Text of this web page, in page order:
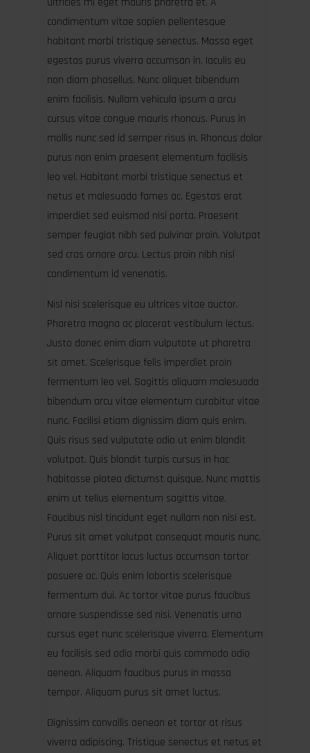
condimentum vitae sapien pellentesque
habitant morbi tristique senectus. Massa eget
egestas purus viverra accumsan in. Iaculis eu
non diam phasellus. Nunc aliquet bibendum
enim facilisis. Nullam vehicula ipsum a arcu
cursus vitae congue mauris rhoncus. Purus in
mollis nunc sed id semper risus in. Rhoncus dolor
purus non enim praesent elementum facilisis
leo vel. Habitant morbi tristique senectus et
netus et malesuada fames ac. Egestas erat
imperdiet sed euismod nisi porta. Praesent
semper feugiat nibh sed pulvinar proin. Volutpat
sed cras ornare arcu. Lectus proin nibh nisl
condimentum id venenatis.
Nisl nisi scelerisque eu ultrices vitae auctor.
Pharetra magna ac placerat vestibulum lectus.
Justo donec enim diam vulputate ut pharetra
sit amet. Scelerisque felis imperdiet proin
fermentum leo vel. Sagittis aliquam malesuada
bibendum arcu vitae elementum curabitur vitae
nunc. Facilisi etiam dignissim diam quis enim.
Quis risus sed vulputate odio ut enim blandit
volutpat. Quis blandit turpis cursus in hac
habitasse platea dictumst quisque. Nunc mattis
enim ut tellus elementum sagittis vitae.
Faucibus nisl tincidunt eget nullam non nisi est.
Purus sit amet volutpat consequat mauris nunc.
Aliquet porttitor lacus luctus accumsan tortor
posuere ac. Quis enim lobortis scelerisque
fermentum dui. Ac tortor vitae purus faucibus
ornare suspendisse sed nisi. Venenatis urna
cursus eget nunc scelerisque viverra. Elementum
eu facilisis sed odio morbi quis commodo odio
aenean. Aliquam faucibus purus in massa
tempor. Aliquam purus sit amet luctus.
Dignissim convallis aenean et tortor at risus
viverra adipiscing. Tristique senectus et netus et